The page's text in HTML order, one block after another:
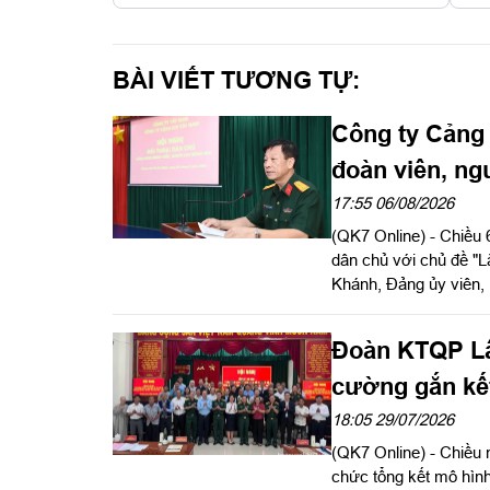
BÀI VIẾT TƯƠNG TỰ:
Công ty
đoàn viên,
17:55 06/08/2026
(QK7 Online) - Chiều
dân chủ với chủ đề
Khánh, Đảng ủy
chúng, Cục Chính trị
Công ty Tây Nam
ICD Tây Nam.
Đoàn KTQP
cường gắn
dân tộc, tôn
18:05 29/07/2026
(QK7 Online) - Chiều
chức tổng kết mô